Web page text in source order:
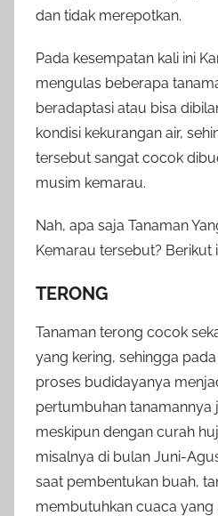
dan tidak merepotkan.
Pada kesempatan kali ini
mengulas beberapa
beradaptasi atau bisa
kondisi kekurangan air,
tersebut sangat cocok
musim kemarau.
Nah, apa saja Tanaman
Kemarau tersebut? Berikut
TERONG
Tanaman terong cocok
yang kering, sehingga
proses budidayanya
pertumbuhan tanamannya
meskipun dengan curah
misalnya di bulan Juni-
saat pembentukan buah,
membutuhkan cuaca yang